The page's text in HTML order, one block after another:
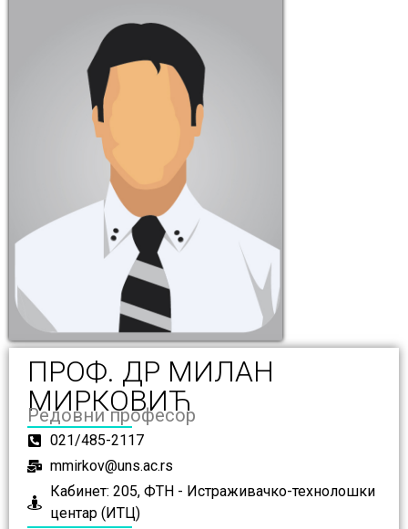
ПРОФ. ДР МИЛАН
МИРКОВИЋ
Редовни професор
021/485-2117
mmirkov@uns.ac.rs
Кабинет: 205, ФТН - Истраживачко-технолошки
центар (ИТЦ)